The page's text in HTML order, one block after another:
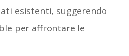
esistenti, suggerendo
per affrontare le